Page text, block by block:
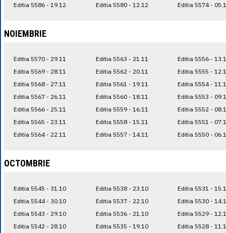
1 TRY= 0.1141
Editia 5586 - 19.12
Editia 5580 - 12.12
Editia 5574 -
NOIEMBRIE
Editia 5570 - 29.11
Editia 5569 - 28.11
Editia 5568 - 27.11
Editia 5567 - 26.11
Editia 5566 - 25.11
Editia 5565 - 23.11
Editia 5564 - 22.11
Editia 5563 - 21.11
Editia 5562 - 20.11
Editia 5561 - 19.11
Editia 5560 - 18.11
Editia 5559 - 16.11
Editia 5558 - 15.11
Editia 5557 - 14.11
Editia 5556 -
Editia 5555 -
Editia 5554 -
Editia 5553 -
Editia 5552 -
Editia 5551 -
Editia 5550 -
OCTOMBRIE
Editia 5545 - 31.10
Editia 5544 - 30.10
Editia 5543 - 29.10
Editia 5542 - 28.10
Editia 5538 - 23.10
Editia 5537 - 22.10
Editia 5536 - 21.10
Editia 5535 - 19.10
Editia 5531 -
Editia 5530 -
Editia 5529 -
Editia 5528 -